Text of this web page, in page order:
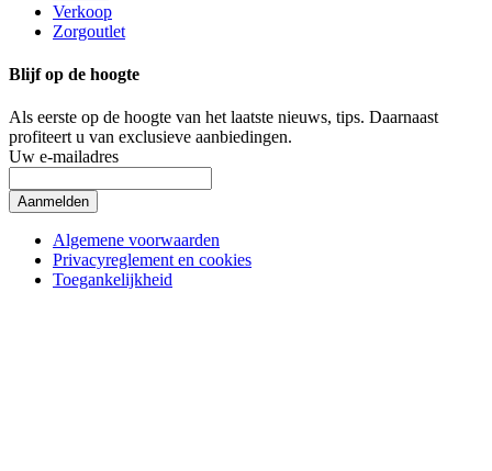
Verkoop
Zorgoutlet
Blijf op de hoogte
Als eerste op de hoogte van het laatste nieuws, tips. Daarnaast
profiteert u van exclusieve aanbiedingen.
Uw e-mailadres
Aanmelden
Algemene voorwaarden
Privacyreglement en cookies
Toegankelijkheid